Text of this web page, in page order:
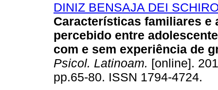
DINIZ BENSAJA DEI
Características familiares e
percebido entre
com e sem experiência de
Psicol. Latinoam. [online].
pp.65-80. ISSN 1794-4724.